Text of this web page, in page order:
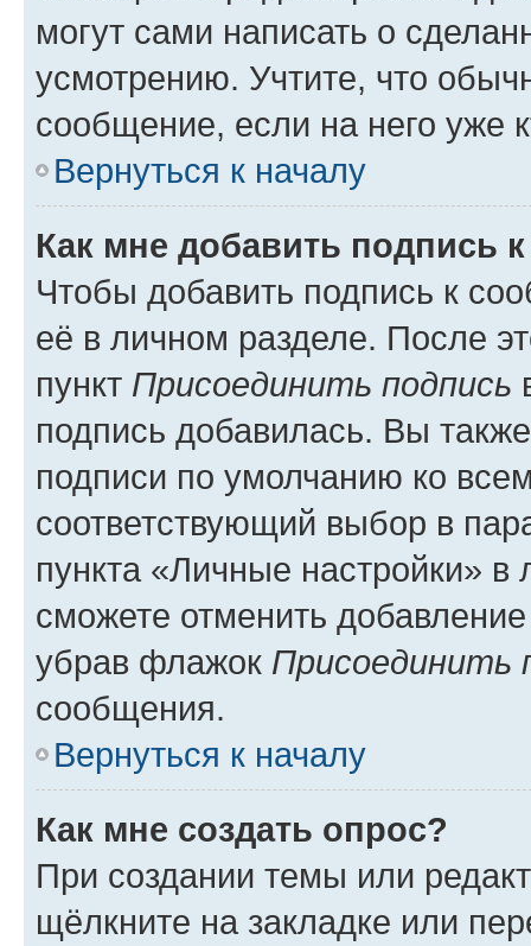
могут сами написать о
усмотрению. Учтите, что
сообщение, если на него уже
Вернуться к началу
Как мне добавить подпись
Чтобы добавить подпись к
её в личном разделе. После
пункт Присоединить подпись
подпись добавилась. Вы
подписи по умолчанию ко
соответствующий выбор в
пункта «Личные настройки»
сможете отменить
убрав флажок Присоединить
сообщения.
Вернуться к началу
Как мне создать опрос?
При создании темы или
щёлкните на закладке или